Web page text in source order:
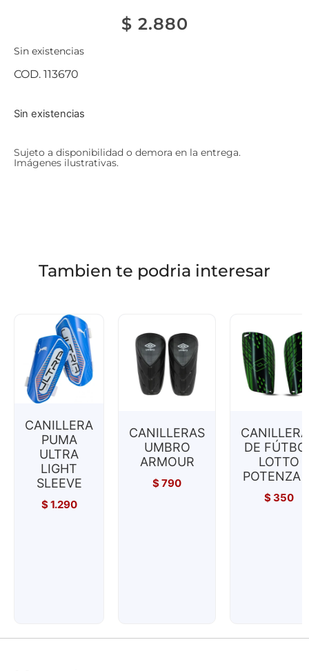
$ 2.880
Sin existencias
COD. 113670
Sin existencias
Sujeto a disponibilidad o demora en la entrega.
Imágenes ilustrativas.
Tambien te podria interesar
CANILLERA
PUMA
ULTRA
LIGHT
SLEEVE
$1.290
CANILLERAS
UMBRO
ARMOUR
$790
DE
LOTTO
POTENZA
$350